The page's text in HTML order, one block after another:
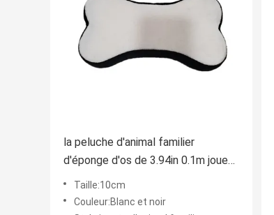
la peluche d'animal familier
d'éponge d'os de 3.94in 0.1m joue
les os sûrs de mastication pour des
chiens
Taille:10cm
Couleur:Blanc et noir